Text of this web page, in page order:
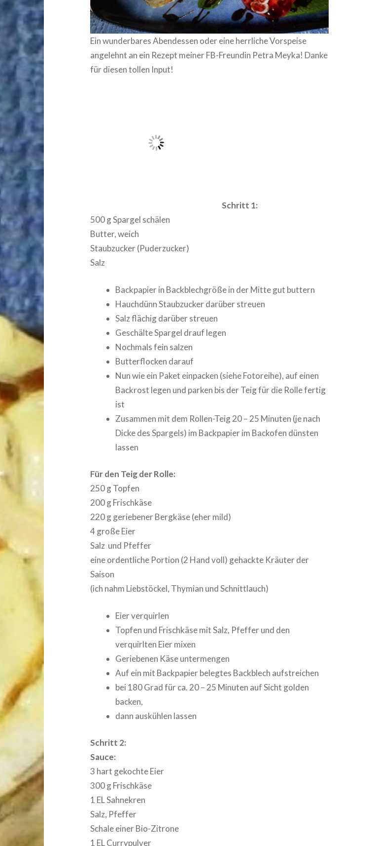
Ein wunderbares Abendessen oder eine herrliche Vorspeise
angelehnt an ein Rezept meiner FB-Freundin Petra Meyka! Danke
für diesen tollen Input!
Schritt 1:
500 g Spargel schälen
Butter, weich
Staubzucker (Puderzucker)
Salz
Backpapier in Backblechgröße in der Mitte gut buttern
Hauchdünn Staubzucker darüber streuen
Salz flächig darüber streuen
Geschälte Spargel drauf legen
Nochmals fein salzen
Butterflocken darauf
Nun wie ein Paket einpacken (siehe Fotoreihe), auf einen
Backrost legen und parken bis der Teig für die Rolle fertig
ist
Zusammen mit dem Rollen-Teig 20 – 25 Minuten (je nach
Dicke des Spargels) im Backpapier im Backofen dünsten
lassen
Für den Teig der Rolle:
250 g Topfen
200 g Frischkäse
220 g geriebener Bergkäse (eher mild)
4 große Eier
Salz und Pfeffer
eine ordentliche Portion (2 Hand voll) gehackte Kräuter der
Saison
(ich nahm Liebstöckel, Thymian und Schnittlauch)
Eier verquirlen
Topfen und Frischkäse mit Salz, Pfeffer und den
verquirlten Eier mixen
Geriebenen Käse untermengen
Auf ein mit Backpapier belegtes Backblech aufstreichen
bei 180 Grad für ca. 20 – 25 Minuten auf Sicht golden
backen,
dann auskühlen lassen
Schritt 2:
Sauce:
3 hart gekochte Eier
300 g Frischkäse
1 EL Sahnekren
Salz, Pfeffer
Schale einer Bio-Zitrone
1 EL Currypulver